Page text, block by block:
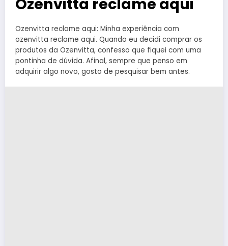
Ozenvitta reclame aqui: Minha experiência com
ozenvitta reclame aqui. Quando eu decidi comprar os
produtos da Ozenvitta, confesso que fiquei com uma
pontinha de dúvida. Afinal, sempre que penso em
adquirir algo novo, gosto de pesquisar bem antes.